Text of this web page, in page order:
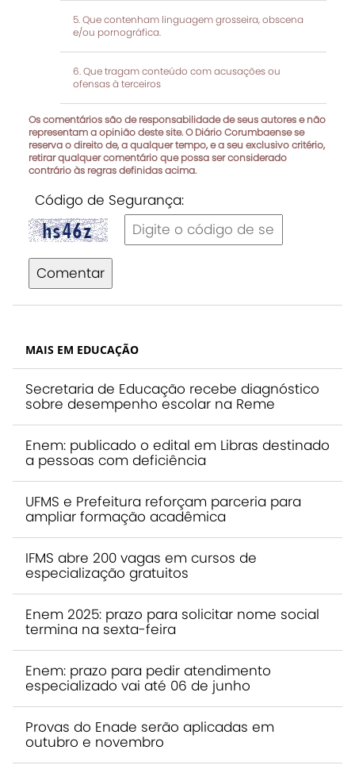
Que contenham linguagem grosseira, obscena
e/ou pornográfica.
Que tragam conteúdo com acusações ou
ofensas à terceiros
Os comentários são de responsabilidade de seus autores e não
representam a opinião deste site. O Diário Corumbaense se
reserva o direito de, a qualquer tempo, e a seu exclusivo critério,
retirar qualquer comentário que possa ser considerado
contrário às regras definidas acima.
Código de Segurança:
Comentar
MAIS EM EDUCAÇÃO
Secretaria de Educação recebe diagnóstico
sobre desempenho escolar na Reme
Enem: publicado o edital em Libras destinado
a pessoas com deficiência
UFMS e Prefeitura reforçam parceria para
ampliar formação acadêmica
IFMS abre 200 vagas em cursos de
especialização gratuitos
Enem 2025: prazo para solicitar nome social
termina na sexta-feira
Enem: prazo para pedir atendimento
especializado vai até 06 de junho
Provas do Enade serão aplicadas em
outubro e novembro